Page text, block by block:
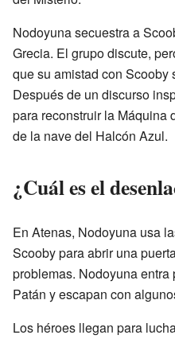
Nodoyuna secuestra a
Grecia. El grupo discute,
que su amistad con Scooby
Después de un discurso
para reconstruir la Máquina
de la nave del Halcón Azul.
¿Cuál es el
En Atenas, Nodoyuna usa
Scooby para abrir una
problemas. Nodoyuna entra
Patán y escapan con
Los héroes llegan para